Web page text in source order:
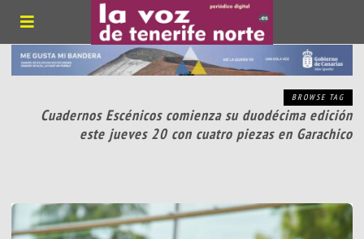
BROWSE TAG
Cuadernos Escénicos comienza su duodécima edición
este jueves 20 con cuatro piezas en Garachico